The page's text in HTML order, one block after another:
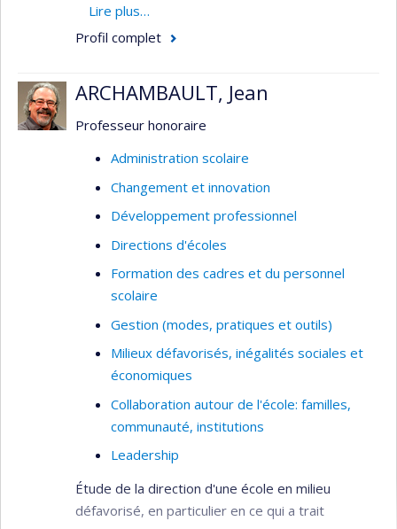
en éducation. Mes travaux de recherche,
d’évaluation et d’intervention se concentrent sur
1. Mobilisation et utilisation des données en
les résultats
Analyse des pratiques et développement de
cadres méthodologiques et d’outils (comme les
tableaux de bord équilibrés) pour renforcer la
l’amélioration continue dans les établissements
scolaires et universitaires.
du travail réel
Étude des pratiques quotidiennes des directions
scolaires et des cadres scolaires et
universitaires, avec une attention particulière
portée à l’influence sur la réussite éducative, au
développement professionnel, au renforcement
transformation organisationnelle.
Lire plus…
Profil complet
ARCHAMBAULT, Jean
Professeur honoraire
Administration scolaire
Changement et innovation
Développement professionnel
Directions d'écoles
Formation des cadres et du personnel
scolaire
Gestion (modes, pratiques et outils)
Milieux défavorisés, inégalités sociales et
économiques
Collaboration autour de l'école: familles,
communauté, institutions
Leadership
Étude de la direction d'une école en milieu
défavorisé, en particulier en ce qui a trait